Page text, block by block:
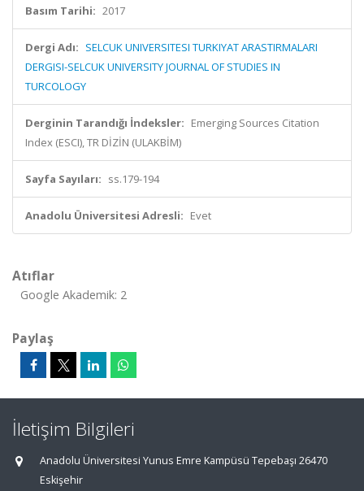
Basım Tarihi: 2017
Dergi Adı: SELCUK UNIVERSITESI TURKIYAT ARASTIRMALARI
DERGISI-SELCUK UNIVERSITY JOURNAL OF STUDIES IN
TURCOLOGY
Derginin Tarandığı İndeksler: Emerging Sources Citation
Index (ESCI), TR DİZİN (ULAKBİM)
Sayfa Sayıları: ss.179-194
Anadolu Üniversitesi Adresli: Evet
Atıflar
Google Akademik: 2
Paylaş
İletişim Bilgileri
Anadolu Üniversitesi Yunus Emre Kampüsü Tepebaşı 26470
Eskişehir